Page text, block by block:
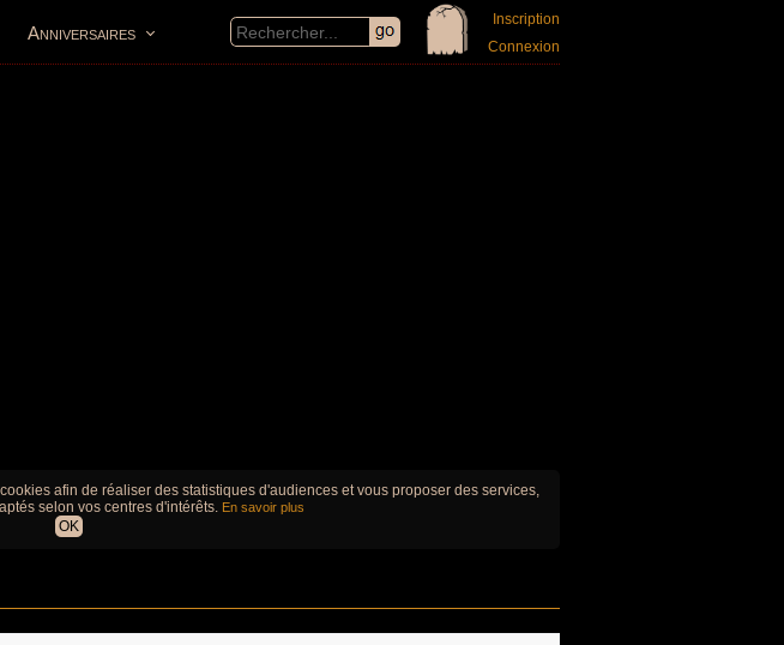
Anniversaires
Inscription
Connexion
afin de réaliser des statistiques d'audiences et vous proposer des services,
selon vos centres d'intérêts. En savoir plus
OK